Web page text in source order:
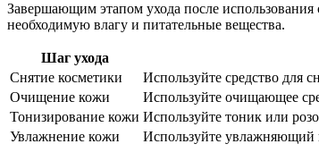
Завершающим этапом ухода после
необходимую влагу и питательные вещества.
Шаг ухода
Снятие косметики
Используйте средство для
Очищение кожи
Используйте очищающее
Тонизирование кожи Используйте тоник или
Увлажнение кожи
Используйте увлажняющий